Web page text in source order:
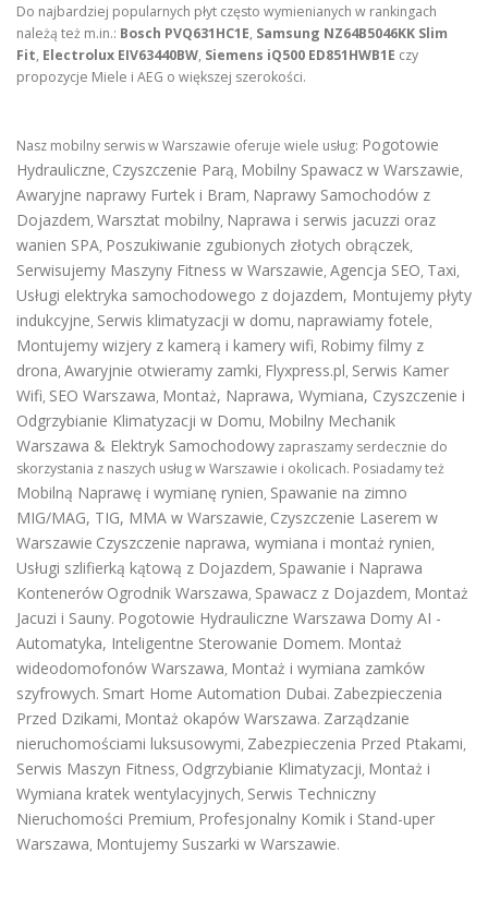
Do najbardziej popularnych płyt często wymienianych w rankingach
należą też m.in.: Bosch PVQ631HC1E, Samsung NZ64B5046KK Slim
Fit, Electrolux EIV63440BW, Siemens iQ500 ED851HWB1E czy
propozycje Miele i AEG o większej szerokości.
Nasz mobilny serwis w Warszawie oferuje wiele usług: Pogotowie
Hydrauliczne, Czyszczenie Parą, Mobilny Spawacz w Warszawie,
Awaryjne naprawy Furtek i Bram, Naprawy Samochodów z
Dojazdem, Warsztat mobilny, Naprawa i serwis jacuzzi oraz
wanien SPA, Poszukiwanie zgubionych złotych obrączek,
Serwisujemy Maszyny Fitness w Warszawie, Agencja SEO, Taxi,
Usługi elektryka samochodowego z dojazdem, Montujemy płyty
indukcyjne, Serwis klimatyzacji w domu, naprawiamy fotele,
Montujemy wizjery z kamerą i kamery wifi, Robimy filmy z
drona, Awaryjnie otwieramy zamki, Flyxpress.pl, Serwis Kamer
Wifi, SEO Warszawa, Montaż, Naprawa, Wymiana, Czyszczenie i
Odgrzybianie Klimatyzacji w Domu, Mobilny Mechanik
Warszawa & Elektryk Samochodowy zapraszamy serdecznie do
skorzystania z naszych usług w Warszawie i okolicach. Posiadamy też
Mobilną Naprawę i wymianę rynien, Spawanie na zimno
MIG/MAG, TIG, MMA w Warszawie, Czyszczenie Laserem w
Warszawie Czyszczenie naprawa, wymiana i montaż rynien,
Usługi szlifierką kątową z Dojazdem, Spawanie i Naprawa
Kontenerów Ogrodnik Warszawa, Spawacz z Dojazdem, Montaż
Jacuzi i Sauny. Pogotowie Hydrauliczne Warszawa Domy AI -
Automatyka, Inteligentne Sterowanie Domem. Montaż
wideodomofonów Warszawa, Montaż i wymiana zamków
szyfrowych. Smart Home Automation Dubai. Zabezpieczenia
Przed Dzikami, Montaż okapów Warszawa. Zarządzanie
nieruchomościami luksusowymi, Zabezpieczenia Przed Ptakami,
Serwis Maszyn Fitness, Odgrzybianie Klimatyzacji, Montaż i
Wymiana kratek wentylacyjnych, Serwis Techniczny
Nieruchomości Premium, Profesjonalny Komik i Stand-uper
Warszawa, Montujemy Suszarki w Warszawie.